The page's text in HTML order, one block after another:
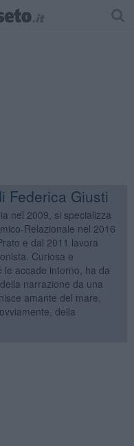
Federica Giusti
nel 2009, si specializza
Relazionale nel 2016
e dal 2011 lavora
Curiosa e
le accade intorno, ha da
narrazione da una
amante del mare,
della